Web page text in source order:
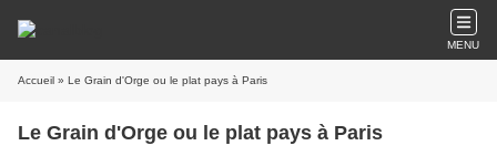
MENU
Accueil » Le Grain d'Orge ou le plat pays à Paris
Le Grain d'Orge ou le plat pays à Paris